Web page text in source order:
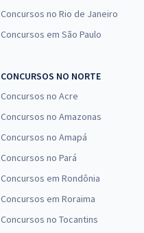
Concursos no Rio de Janeiro
Concursos em São Paulo
CONCURSOS NO NORTE
Concursos no Acre
Concursos no Amazonas
Concursos no Amapá
Concursos no Pará
Concursos em Rondônia
Concursos em Roraima
Concursos no Tocantins